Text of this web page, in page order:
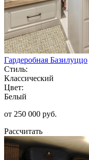
Гардеробная Базилуццо
Стиль:
Классический
Цвет:
Белый
от 250 000 руб.
Рассчитать